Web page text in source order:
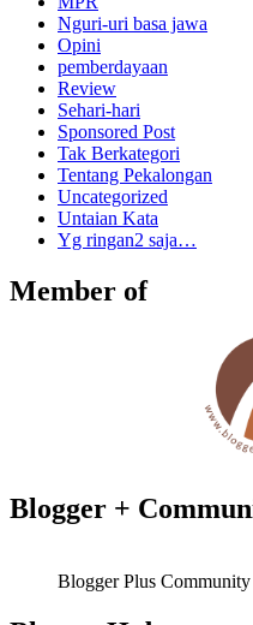
Nguri-uri basa jawa
Opini
pemberdayaan
Review
Sehari-hari
Sponsored Post
Tak Berkategori
Tentang Pekalongan
Uncategorized
Untaian Kata
Yg ringan2 saja…
Member of
Blogger +
Blogger Plus Community